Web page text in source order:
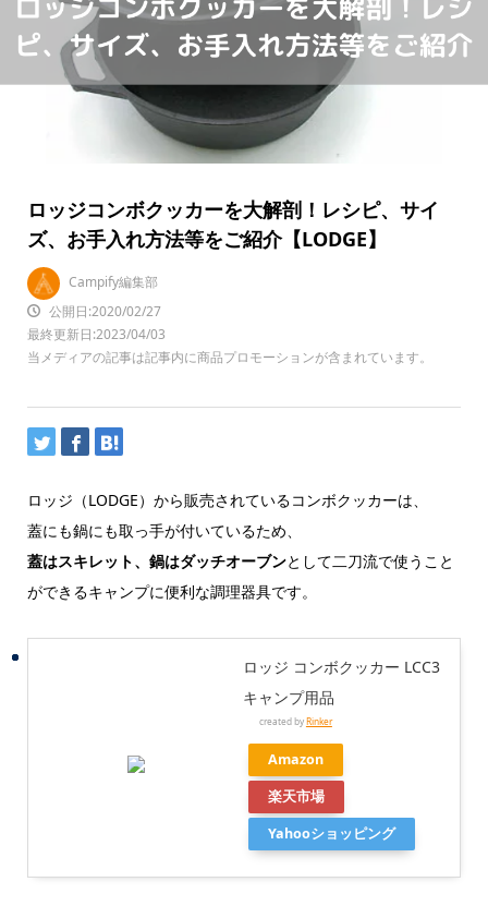
ロッジコンボクッカーを大解剖！レシピ、サイ
ズ、お手入れ方法等をご紹介【LODGE】
Campify編集部
公開日:2020/02/27
最終更新日:2023/04/03
当メディアの記事は記事内に商品プロモーションが含まれています。
ロッジ（LODGE）から販売されているコンボクッカーは、
蓋にも鍋にも取っ手が付いているため、
蓋はスキレット、鍋はダッチオーブンとして二刀流で使うこと
ができるキャンプに便利な調理器具です。
ロッジ コンボクッカー LCC3
キャンプ用品
created byRinker
Amazon
楽天市場
Yahooショッピング